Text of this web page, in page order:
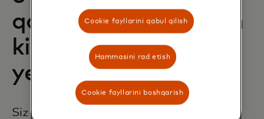
qanday biznes uchun
kiberxavfsizlik
yechimlari
Siz texnologiyani qanchalik yaxshi
Cookie fayllarini qabul qilish
Hammasini rad etish
Cookie fayllarini boshqarish